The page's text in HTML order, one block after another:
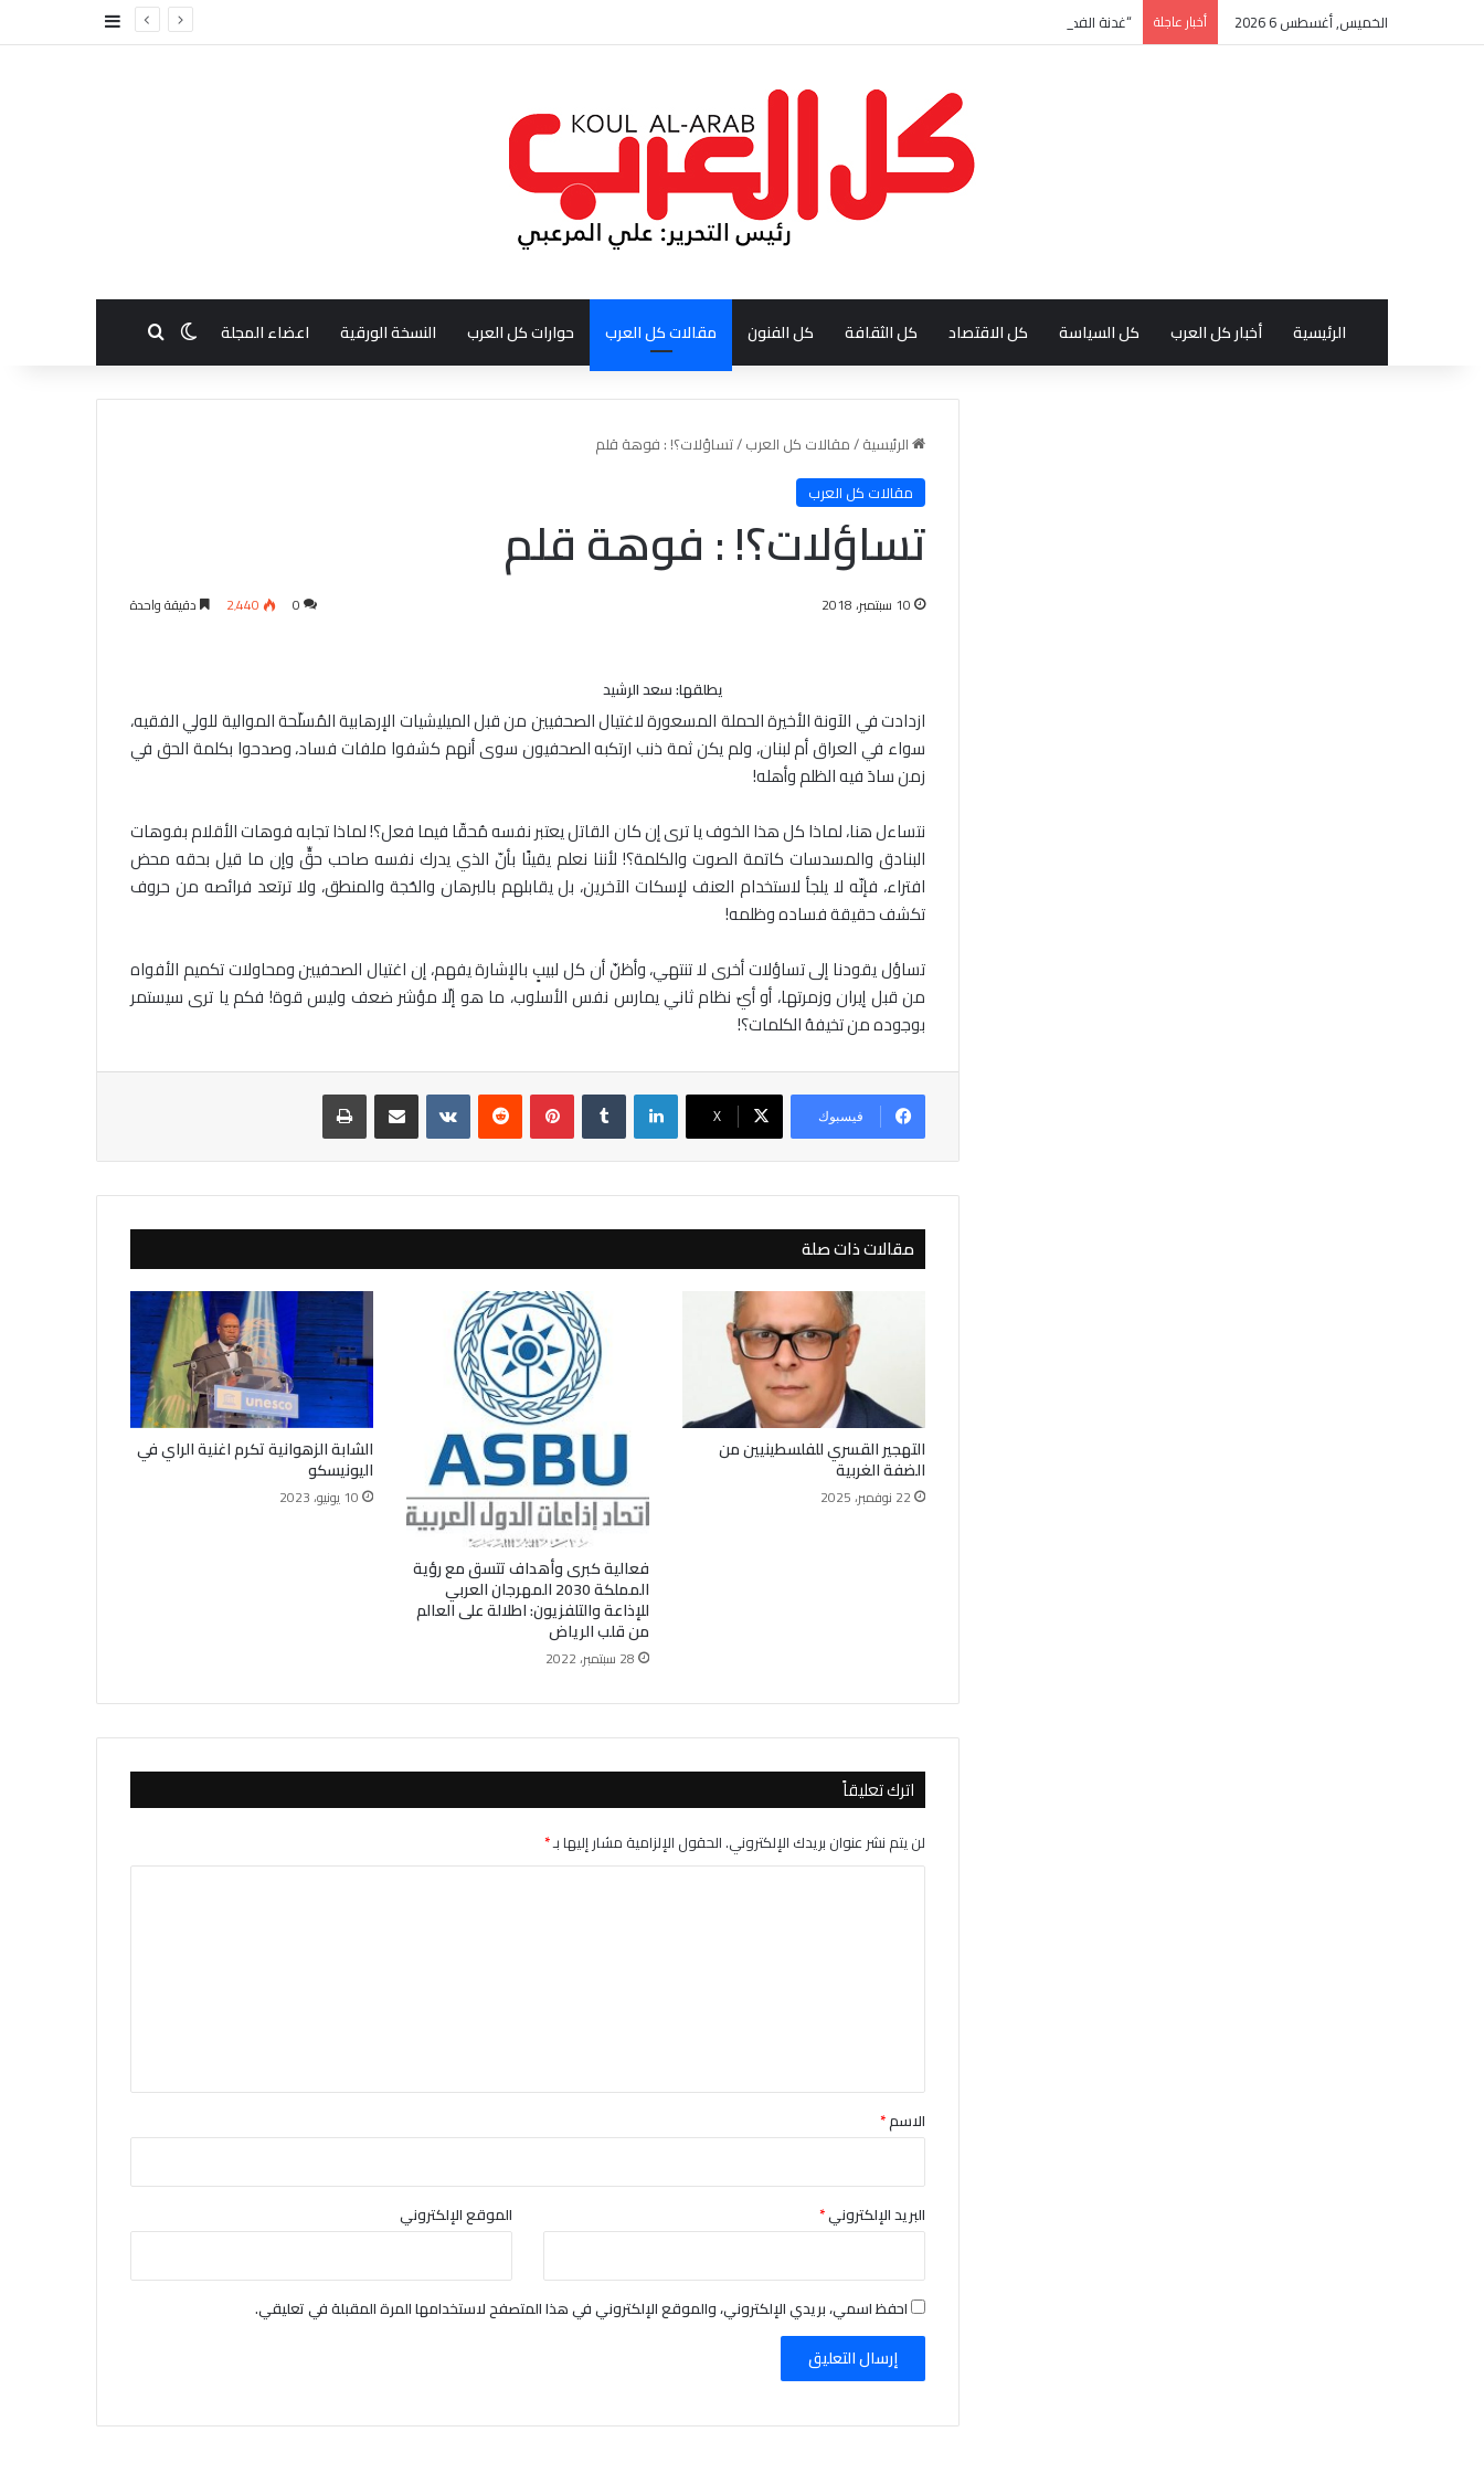
الخميس, أغسطس 6 2026 أخبار عاجلة “غدنة الفكر” للأديب السعودي احمد بن عبدالله العبدالنبي إضافة عمود
الرئيسية أخبار كل العرب كل السياسة كل الاقتصاد كل الثقافة كل الفنون مقالات كل العرب حوارات كل العرب النسخة الورقية اعضاء المجلة الوضع المظلم
بحث عن
الرئيسية/مقالات كل العرب/تساؤلات؟! : فوهة قلم
مقالات كل العرب
تساؤلات؟! : فوهة قلم
10 سبتمبر، 2018 0 2٬440 دقيقة واحدة
يطلقها: سعد الرشيد
ازدادت في الآونة الأخيرة الحملة المسعورة لاغتيال الصحفيين من قبل الميليشيات الإرهابية المُسلّحة الموالية للولي الفقيه،
سواء في العراق أم لبنان، ولم يكن ثمة ذنب ارتكبه الصحفيون سوى أنهم كشفوا ملفات فساد، وصدحوا بكلمة الحق في
زمن سادَ فيه الظلم وأهله!
نتساءل هنا، لماذا كل هذا الخوف يا ترى إن كان القاتل يعتبر نفسه مُحقّا فيما فعل؟! لماذا تجابه فوهات الأقلام بفوهات
البنادق والمسدسات كاتمة الصوت والكلمة؟! لأننا نعلم يقينًا بأنّ الذي يدرك نفسه صاحب حقٍّ وإن ما قيل بحقه محض
افتراء، فإنّه لا يلجأ لاستخدام العنف لإسكات الآخرين، بل يقابلهم بالبرهان والحُجة والمنطق، ولا ترتعد فرائصه من حروف
تكشف حقيقة فساده وظلمه!
تساؤل يقودنا إلى تساؤلات أخرى لا تنتهي، وأظنّ أن كل لبيبٍ بالإشارة يفهم، إن اغتيال الصحفيين ومحاولات تكميم الأفواه
من قبل إيران وزمرتها، أو أيّ نظام ثاني يمارس نفس الأسلوب، ما هو إلّا مؤشر ضعف وليس قوة! فكم يا ترى سيستمر
بوجوده من تخيفهُ الكلمات؟!
فيسبوك ‫X
لينكدإن بينتيريست مشاركة عبر البريد طباعة
مقالات ذات صلة
التهجير القسري للفلسطينيين من
الضفة الغربية
22 نوفمبر، 2025
فعالية كبرى وأهداف تتسق مع رؤية
المملكة 2030 المهرجان العربي
للإذاعة والتلفزيون: اطلالة على العالم
من قلب الرياض
28 سبتمبر، 2022
الشابة الزهوانية تكرم اغنية الراي في
اليونيسكو
10 يونيو، 2023
اترك تعليقاً
لن يتم نشر عنوان بريدك الإلكتروني.الحقول الإلزامية مشار إليها بـ*
*الاسم*
البريد الإلكتروني* الموقع الإلكتروني
احفظ اسمي، بريدي الإلكتروني، والموقع الإلكتروني في هذا المتصفح لاستخدامها المرة المقبلة في تعليقي.